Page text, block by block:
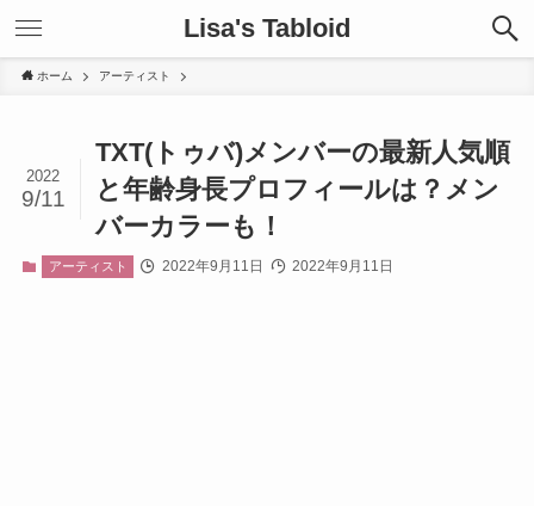
Lisa's Tabloid
ホーム アーティスト
TXT(トゥバ)メンバーの最新人気順
と年齢身長プロフィールは？メン
バーカラーも！
2022
9/11
アーティスト 2022年9月11日 2022年9月11日